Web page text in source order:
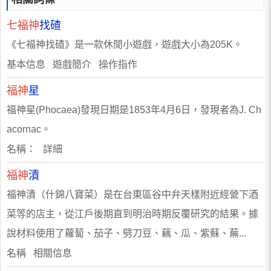
七福神找碴
《七福神找碴》是一款休閒小遊戲，遊戲大小為205K。
基本信息 遊戲簡介 操作指作
福神星
福神星(Phocaea)發現日期是1853年4月6日，發現者為J. Ch
acornac。
名稱： 詳細
福神漬
福神漬（什錦八寶菜）是在台東區谷中弁天樣附近經營下酒
菜等的店主，從江戶後期直到明治時期反覆研究的結果。據
說材料使用了蘿蔔、茄子、劈刀豆、藕、瓜、紫蘇、蕪...
名稱 相關信息